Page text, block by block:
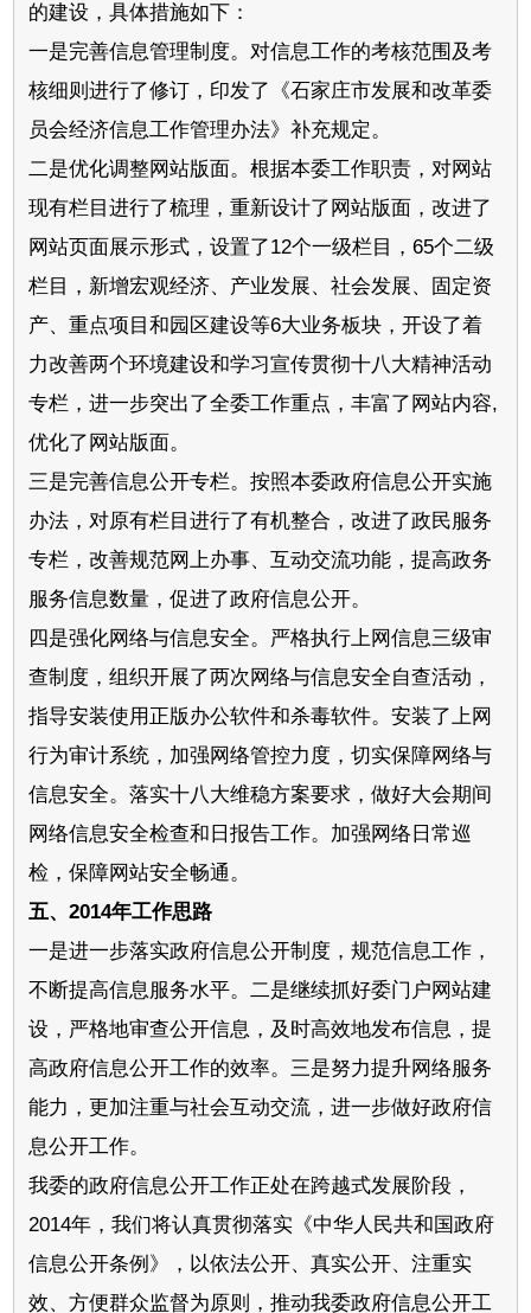
的建设，具体措施如下：
一是完善信息管理制度。对信息工作的考核范围及考
核细则进行了修订，印发了《石家庄市发展和改革委
员会经济信息工作管理办法》补充规定。
二是优化调整网站版面。根据本委工作职责，对网站
现有栏目进行了梳理，重新设计了网站版面，改进了
网站页面展示形式，设置了12个一级栏目，65个二级
栏目，新增宏观经济、产业发展、社会发展、固定资
产、重点项目和园区建设等6大业务板块，开设了着
力改善两个环境建设和学习宣传贯彻十八大精神活动
专栏，进一步突出了全委工作重点，丰富了网站内容,
优化了网站版面。
三是完善信息公开专栏。按照本委政府信息公开实施
办法，对原有栏目进行了有机整合，改进了政民服务
专栏，改善规范网上办事、互动交流功能，提高政务
服务信息数量，促进了政府信息公开。
四是强化网络与信息安全。严格执行上网信息三级审
查制度，组织开展了两次网络与信息安全自查活动，
指导安装使用正版办公软件和杀毒软件。安装了上网
行为审计系统，加强网络管控力度，切实保障网络与
信息安全。落实十八大维稳方案要求，做好大会期间
网络信息安全检查和日报告工作。加强网络日常巡
检，保障网站安全畅通。
五、2014年工作思路
一是进一步落实政府信息公开制度，规范信息工作，
不断提高信息服务水平。二是继续抓好委门户网站建
设，严格地审查公开信息，及时高效地发布信息，提
高政府信息公开工作的效率。三是努力提升网络服务
能力，更加注重与社会互动交流，进一步做好政府信
息公开工作。
我委的政府信息公开工作正处在跨越式发展阶段，
2014年，我们将认真贯彻落实《中华人民共和国政府
信息公开条例》，以依法公开、真实公开、注重实
效、方便群众监督为原则，推动我委政府信息公开工